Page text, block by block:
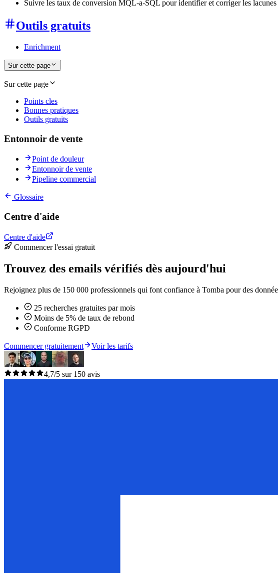
Suivre les taux de conversion MQL-a-SQL pour identifier et corriger les
Outils gratuits
Enrichment
Sur cette page
Sur cette page
Points cles
Bonnes pratiques
Outils gratuits
Entonnoir de vente
Point de douleur
Entonnoir de vente
Pipeline commercial
Glossaire
Centre d'aide
Centre d'aide
Commencer l'essai gratuit
Trouvez des emails vérifiés dès aujourd'hui
Rejoignez plus de 150 000 professionnels qui font confiance à Tomba pour des
25 recherches gratuites par mois
Moins de 5% de taux de rebond
Conforme RGPD
Commencer gratuitement Voir les tarifs
4,7/5 sur 150 avis